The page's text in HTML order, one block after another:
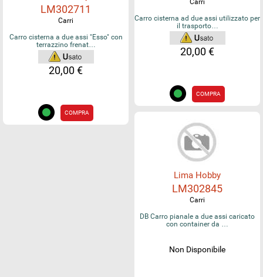
LM302711
Carri
Carro cisterna a due assi "Esso" con
terrazzino frenat…
20,00 €
COMPRA
Carri
Carro cisterna ad due assi utilizzato per
il trasporto…
20,00 €
COMPRA
Lima Hobby
LM302845
Carri
DB Carro pianale a due assi caricato
con container da …
Non Disponibile